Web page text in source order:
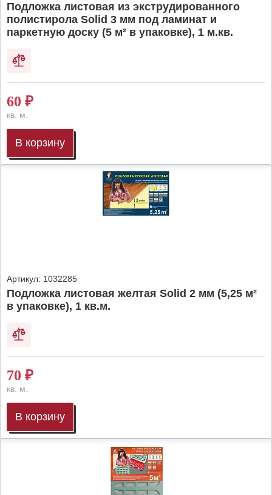
Подложка листовая из экструдированного
полистирола Solid 3 мм под ламинат и
паркетную доску (5 м² в упаковке), 1 м.кв.
60 ₽
кв. м.
В корзину
Артикул: 1032285
Подложка листовая желтая Solid 2 мм (5,25 м²
в упаковке), 1 кв.м.
70 ₽
кв. м.
В корзину